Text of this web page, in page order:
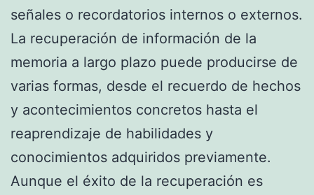
señales o recordatorios internos o externos.
La recuperación de información de la
memoria a largo plazo puede producirse de
varias formas, desde el recuerdo de hechos
y acontecimientos concretos hasta el
reaprendizaje de habilidades y
conocimientos adquiridos previamente.
Aunque el éxito de la recuperación es